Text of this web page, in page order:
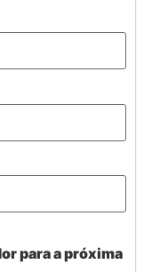
para a próxima